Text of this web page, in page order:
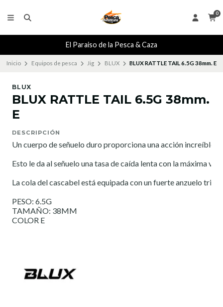
0
El Paraiso de la Pesca & Caza
Inicio Equipos de pesca Jig BLUX BLUX RATTLE TAIL 6.5G 38mm. E
BLUX
BLUX RATTLE TAIL 6.5G 38mm.
E
DESCRIPCIÓN
Un cuerpo de señuelo duro proporciona una acción
Esto le da al señuelo una tasa de caída lenta con la máxima
La cola del cascabel está equipada con un fuerte anzuelo
PESO: 6.5G
TAMAÑO: 38MM
COLOR E